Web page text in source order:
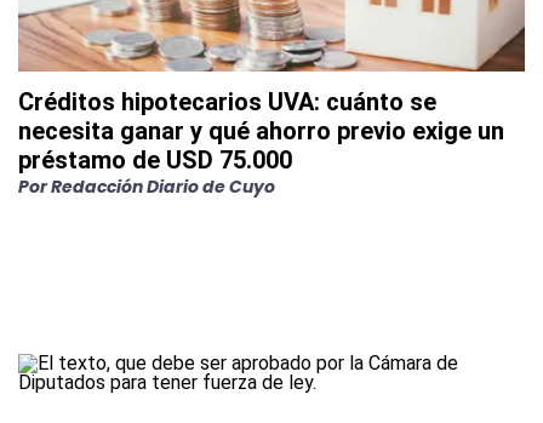
Créditos hipotecarios UVA: cuánto se
necesita ganar y qué ahorro previo exige un
préstamo de USD 75.000
PorRedacción Diario de Cuyo